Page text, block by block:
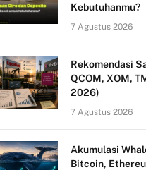
Kebutuhanmu?
7 Agustus 2026
Rekomendasi
QCOM, XOM,
2026)
7 Agustus 2026
Akumulasi
Bitcoin,